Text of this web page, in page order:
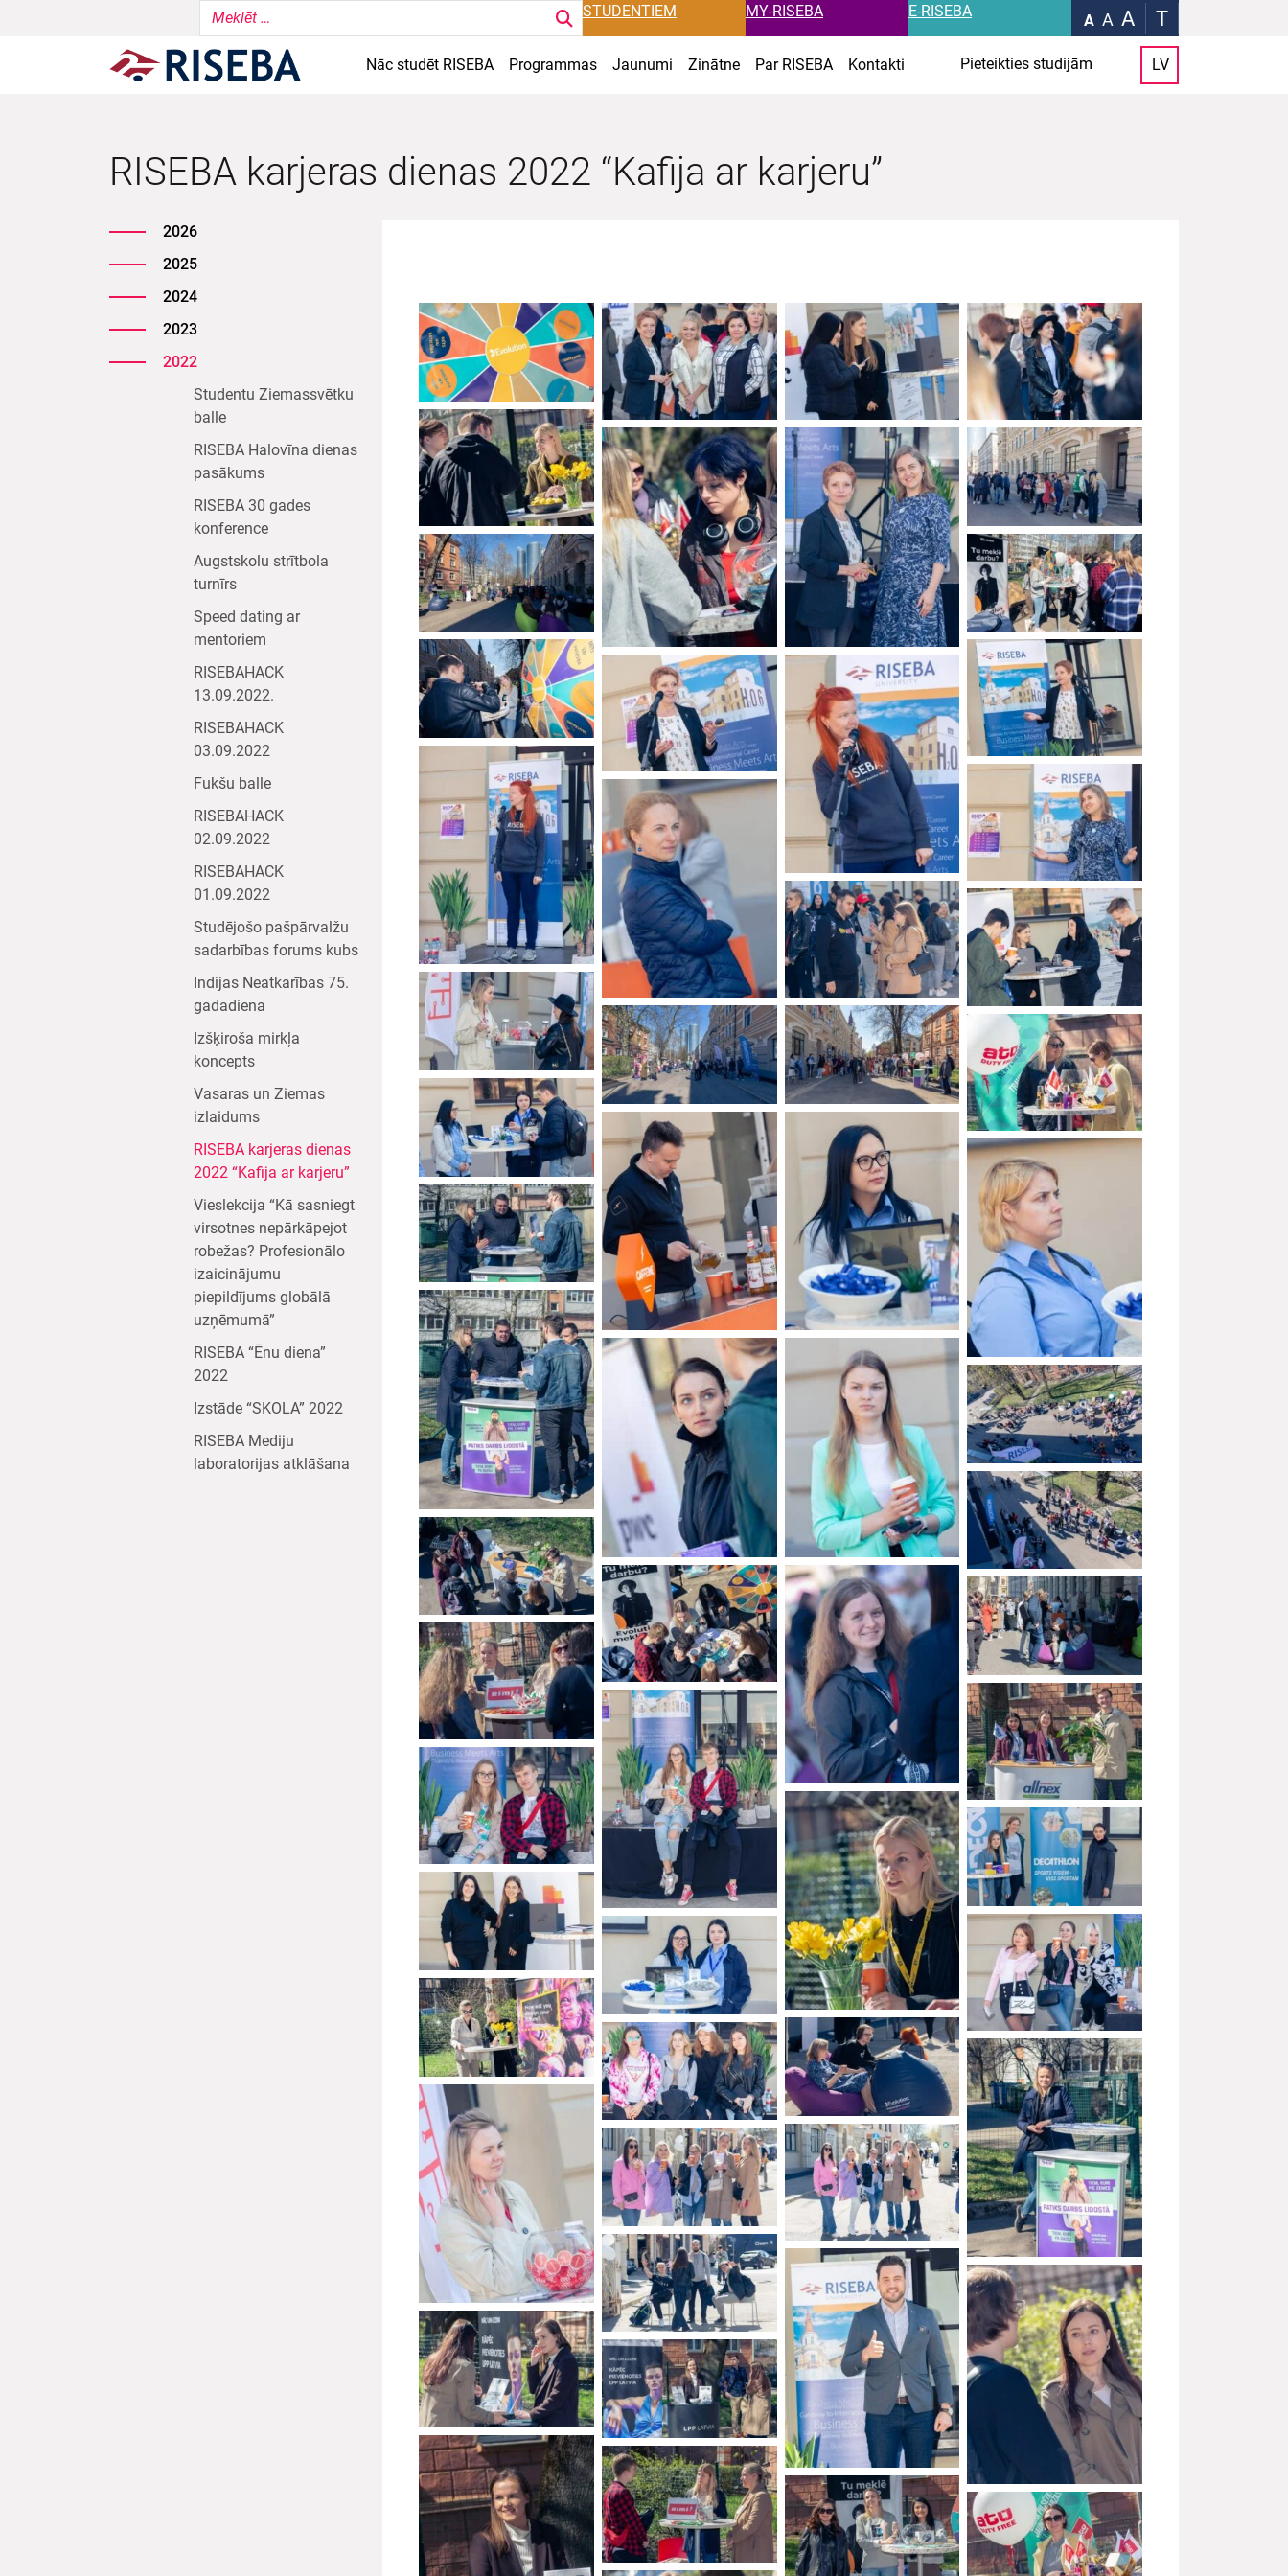
STUDENTIEM MY-RISEBA E-RISEBA A A A T
Nāc studēt RISEBA Programmas Jaunumi Zinātne Par RISEBA Kontakti Pieteikties studijām LV
RISEBA karjeras dienas 2022 “Kafija ar karjeru”
2026
2025
2024
2023
2022
Studentu Ziemassvētku
balle
RISEBA Halovīna dienas
pasākums
RISEBA 30 gades
konference
Augstskolu strītbola
turnīrs
Speed dating ar
mentoriem
RISEBAHACK
13.09.2022.
RISEBAHACK
03.09.2022
Fukšu balle
RISEBAHACK
02.09.2022
RISEBAHACK
01.09.2022
Studējošo pašpārvalžu
sadarbības forums kubs
Indijas Neatkarības 75.
gadadiena
Izšķiroša mirkļa
koncepts
Vasaras un Ziemas
izlaidums
RISEBA karjeras dienas
2022 “Kafija ar karjeru”
Vieslekcija “Kā sasniegt
virsotnes nepārkāpejot
robežas? Profesionālo
izaicinājumu
piepildījums globālā
uzņēmumā”
RISEBA “Ēnu diena”
2022
Izstāde “SKOLA” 2022
RISEBA Mediju
laboratorijas atklāšana